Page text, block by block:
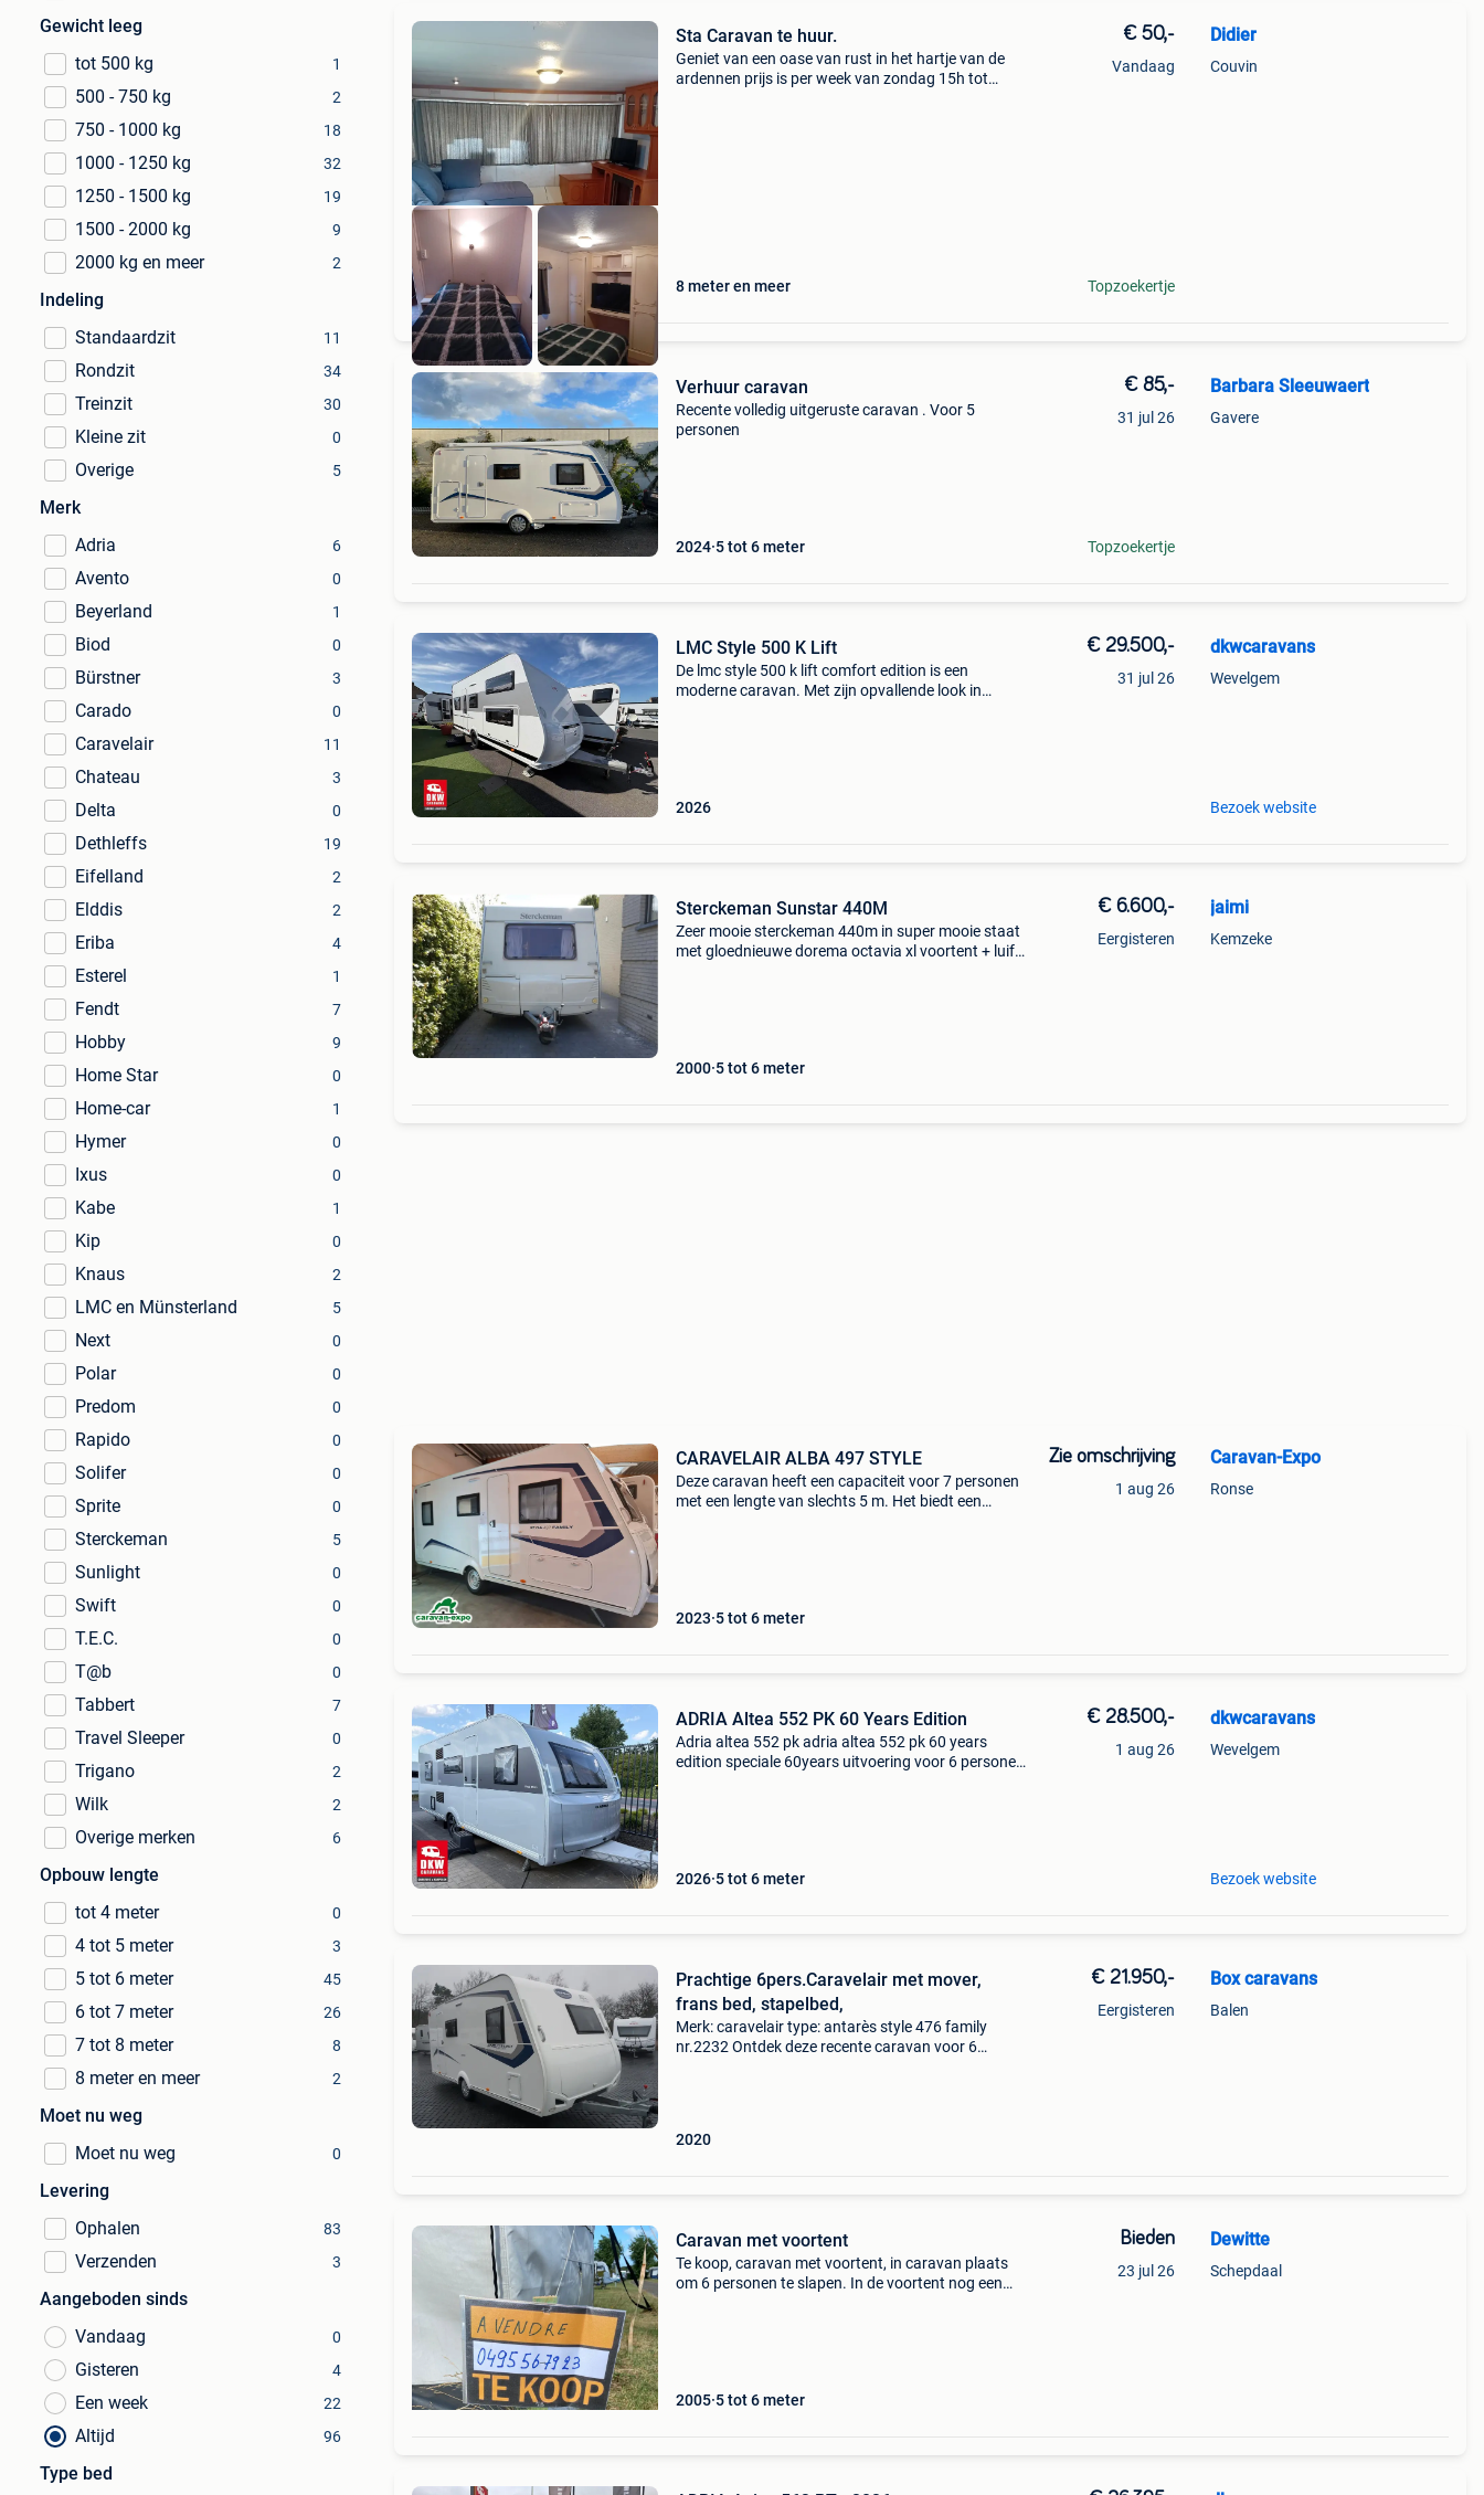
Gewicht leeg
tot 500 kg
1
500 - 750 kg 2
750 - 1000 kg 18
1000 - 1250 kg 32
1250 - 1500 kg 19
1500 - 2000 kg 9
2000 kg en meer 2
Indeling
Standaardzit
11
Rondzit 34
Treinzit 30
Kleine zit 0
Overige 5
Merk
Adria
6
Avento 0
Beyerland 1
Biod 0
Bürstner 3
Carado 0
Caravelair 11
Chateau 3
Delta 0
Dethleffs 19
Eifelland 2
Elddis 2
Eriba 4
Esterel 1
Fendt 7
Hobby 9
Home Star 0
Home-car 1
Hymer 0
Ixus 0
Kabe 1
Kip 0
Knaus 2
LMC en Münsterland 5
Next 0
Polar 0
Predom 0
Rapido 0
Solifer 0
Sprite 0
Sterckeman 5
Sunlight 0
Swift 0
T.E.C. 0
T@b 0
Tabbert 7
Travel Sleeper 0
Trigano 2
Wilk 2
Overige merken 6
Opbouw lengte
tot 4 meter
0
4 tot 5 meter 3
5 tot 6 meter 45
6 tot 7 meter 26
7 tot 8 meter 8
8 meter en meer 2
Moet nu weg
Moet nu weg
0
Levering
Ophalen
83
Verzenden 3
Aangeboden sinds
Vandaag
0
Gisteren 4
Een week 22
Altijd 96
Type bed
Sta Caravan te huur.
Geniet van een oase van rust in het hartje van de
ardennen prijs is per week van zondag 15h tot
8 meter en meer
€ 50,-
Vandaag
Topzoekertje
Didier
Couvin
Verhuur caravan
Recente volledig uitgeruste caravan . Voor 5
personen
2024 5 tot 6 meter
€ 85,-
31 jul 26
Topzoekertje
Barbara Sleeuwaert
Gavere
LMC Style 500 K Lift
De lmc style 500 k lift comfort edition is een
moderne caravan. Met zijn opvallende look in
2026
€ 29.500,-
31 jul 26
dkwcaravans
Wevelgem
Bezoek website
Sterckeman Sunstar 440M
Zeer mooie sterckeman 440m in super mooie staat
met gloednieuwe dorema octavia xl voortent + luifel
2000 5 tot 6 meter
€ 6.600,-
Eergisteren
jaimi
Kemzeke
CARAVELAIR ALBA 497 STYLE
Deze caravan heeft een capaciteit voor 7 personen
met een lengte van slechts 5 m. Het biedt een
2023 5 tot 6 meter
Zie omschrijving
1 aug 26
Caravan-Expo
Ronse
ADRIA Altea 552 PK 60 Years Edition
Adria altea 552 pk adria altea 552 pk 60 years
edition speciale 60years uitvoering voor 6 personen
2026 5 tot 6 meter
€ 28.500,-
1 aug 26
dkwcaravans
Wevelgem
Bezoek website
Prachtige 6pers.Caravelair met mover,
frans bed, stapelbed,
Merk: caravelair type: antarès style 476 family
nr.2232 Ontdek deze recente caravan voor 6
2020
€ 21.950,-
Eergisteren
Box caravans
Balen
Caravan met voortent
Te koop, caravan met voortent, in caravan plaats
om 6 personen te slapen. In de voortent nog een
2005 5 tot 6 meter
Bieden
23 jul 26
Dewitte
Schepdaal